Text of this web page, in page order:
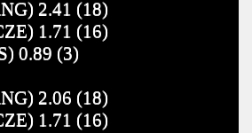
2.41 (18)
1.71 (16)
0.89 (3)
2.06 (18)
1.71 (16)